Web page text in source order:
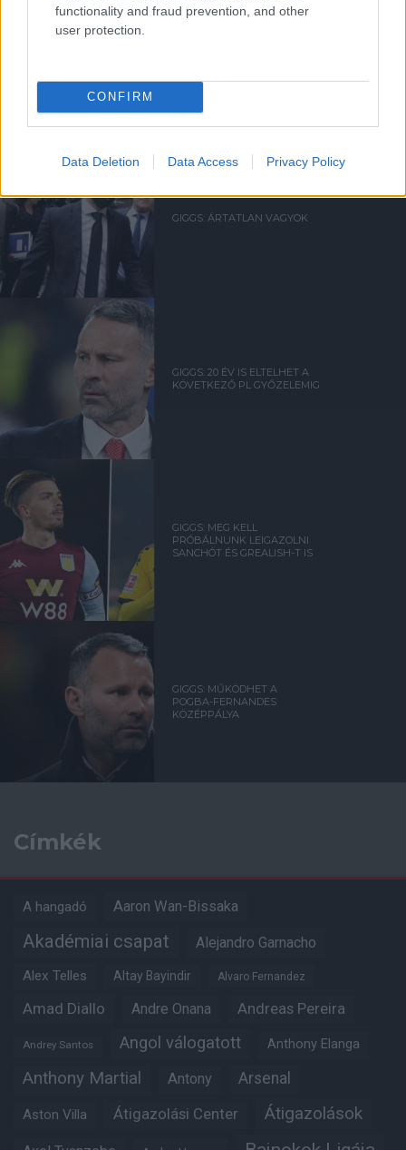
functionality and fraud prevention, and other
user protection.
CONFIRM
Data Deletion Data Access Privacy Policy
RYAN GIGGS
GIGGS: ÁRTATLAN VAGYOK
GIGGS: 20 ÉV IS ELTELHET A
KÖVETKEZŐ PL GYŐZELEMIG
GIGGS: MEG KELL
PRÓBÁLNUNK LEIGAZOLNI
SANCHÓT ÉS GREALISH-T IS
GIGGS: MŰKÖDHET A
POGBA-FERNANDES
KÖZÉPPÁLYA
Címkék
A hangadó Aaron Wan-Bissaka
Akadémiai csapat Alejandro Garnacho
Alex Telles Altay Bayindir Alvaro Fernandez
Amad Diallo Andre Onana Andreas Pereira
Andrey Santos Angol válogatott Anthony Elanga
Anthony Martial Antony Arsenal
Aston Villa Átigazolási Center Átigazolások